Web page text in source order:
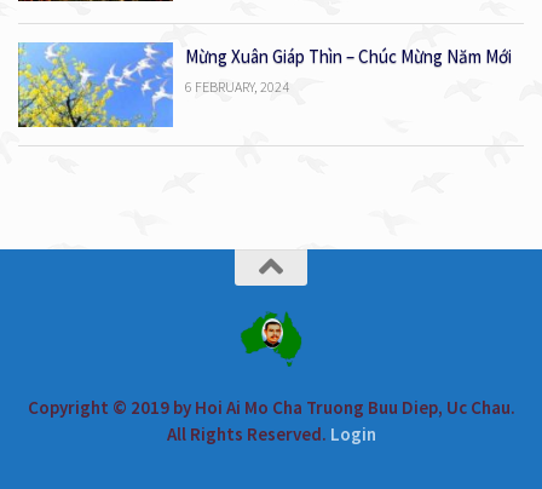
Mừng Xuân Giáp Thìn – Chúc Mừng Năm Mới
6 FEBRUARY, 2024
Copyright © 2019 by Hoi Ai Mo Cha Truong Buu Diep, Uc Chau.
All Rights Reserved. Login